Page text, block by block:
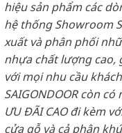
hiệu sản phẩm các
hệ thống Showroom
xuất và phân phối
nhựa chất lượng cao,
với mọi nhu cầu
SAIGONDOOR còn
ƯU ĐÃI CAO đi kèm
cửa gỗ và cả phân